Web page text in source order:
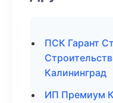
ПСК Гарант
Калининград
ИП Премиум